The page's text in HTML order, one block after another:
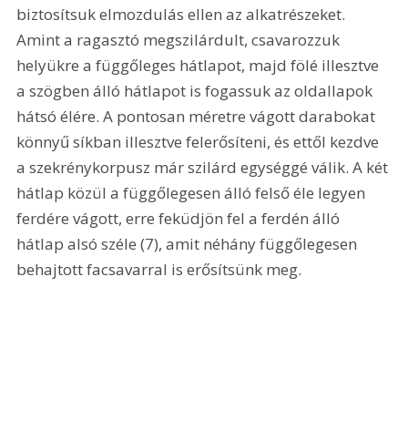
biztosítsuk elmozdulás ellen az alkatrészeket.
Amint a ragasztó megszilárdult, csavarozzuk
helyükre a függőleges hátlapot, majd fölé illesztve
a szögben álló hátlapot is fogassuk az oldallapok
hátsó élére. A pontosan méretre vágott darabokat
könnyű síkban illesztve felerősíteni, és ettől kezdve
a szekrénykorpusz már szilárd egységgé válik. A két
hátlap közül a függőlegesen álló felső éle legyen
ferdére vágott, erre feküdjön fel a ferdén álló
hátlap alsó széle (7), amit néhány függőlegesen
behajtott facsavarral is erősítsünk meg.